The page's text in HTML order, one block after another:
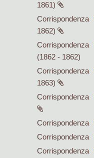
1861)
Corrispondenza
1862)
Corrispondenza
(1862 - 1862)
Corrispondenza
1863)
Corrispondenza
Corrispondenza
Corrispondenza
Corrispondenza